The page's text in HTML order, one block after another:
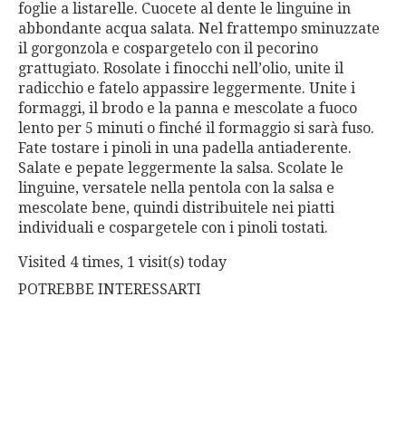
foglie a listarelle. Cuocete al dente le linguine in
abbondante acqua salata. Nel frattempo sminuzzate
il gorgonzola e cospargetelo con il pecorino
grattugiato. Rosolate i finocchi nell’olio, unite il
radicchio e fatelo appassire leggermente. Unite i
formaggi, il brodo e la panna e mescolate a fuoco
lento per 5 minuti o finché il formaggio si sarà fuso.
Fate tostare i pinoli in una padella antiaderente.
Salate e pepate leggermente la salsa. Scolate le
linguine, versatele nella pentola con la salsa e
mescolate bene, quindi distribuitele nei piatti
individuali e cospargetele con i pinoli tostati.
Visited 4 times, 1 visit(s) today
POTREBBE INTERESSARTI